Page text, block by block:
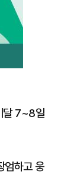
달 7~8일
엄하고 웅